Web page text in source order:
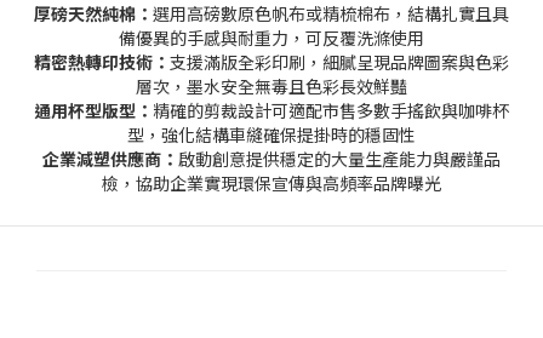
厚磅天然純棉： 選用高磅數原色帆布或精梳棉布，結構扎實且具
備優異的手感與耐重力，可反覆洗滌使用
精密熱轉印技術： 支援滿版全彩印刷，細膩呈現品牌圖案與色彩
層次，墨水安全無毒且色彩長效鮮豔
通用杯型版型： 精確的剪裁設計可適配市售多數手搖飲與咖啡杯
型，強化結構車縫確保提掛時的穩固性
企業減塑供應商： 啟動創意提供穩定的大量生產能力與嚴謹品
檢，協助企業實現環保宣傳與高頻率品牌曝光